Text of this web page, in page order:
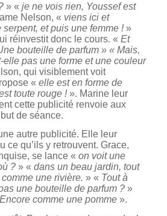
» « je ne vois rien, Youssef est
Nelson, « viens ici et
serpent, et puis une femme !»
réinvestit donc le cours. « Et
bouteille de parfum » « Mais,
elle pas une forme et une couleur
qui visiblement voit
« elle est en forme de
toute rouge !». Marine leur
cette publicité renvoie aux
de séance.
autre publicité. Elle leur
ce qu’ils y retrouvent. Grace,
se lance « on voit une
?» « dans un beau jardin, tout
une rivière. » « Tout à
une bouteille de parfum ?»
comme une pomme».